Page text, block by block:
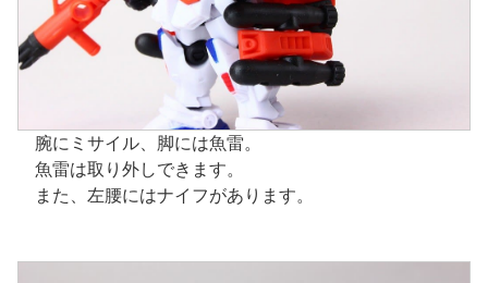
腕にミサイル、脚には魚雷。
魚雷は取り外しできます。
また、左腰にはナイフがあります。